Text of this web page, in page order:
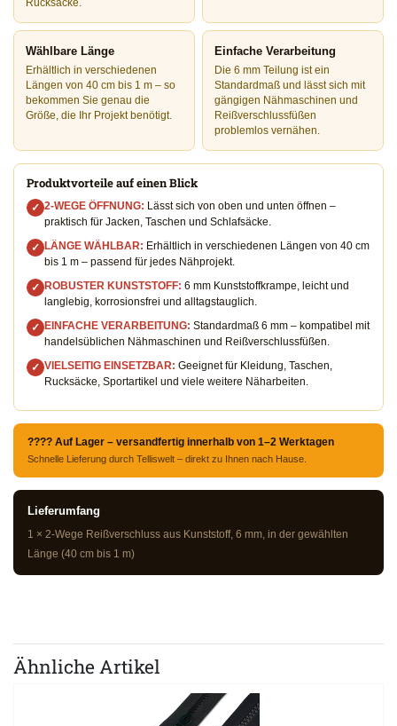
Rucksäcke.
Wählbare Länge
Erhältlich in verschiedenen
Längen von 40 cm bis 1 m – so
bekommen Sie genau die
Größe, die Ihr Projekt benötigt.
Einfache Verarbeitung
Die 6 mm Teilung ist ein
Standardmaß und lässt sich mit
gängigen Nähmaschinen und
Reißverschlussfüßen
problemlos vernähen.
Produktvorteile auf einen Blick
✓ 2-WEGE ÖFFNUNG: Lässt sich von oben und unten öffnen –
praktisch für Jacken, Taschen und Schlafsäcke.
✓ LÄNGE WÄHLBAR: Erhältlich in verschiedenen Längen von 40 cm
bis 1 m – passend für jedes Nähprojekt.
✓ ROBUSTER KUNSTSTOFF: 6 mm Kunststoffkrampe, leicht und
langlebig, korrosionsfrei und alltagstauglich.
✓ EINFACHE VERARBEITUNG: Standardmaß 6 mm – kompatibel mit
handelsüblichen Nähmaschinen und Reißverschlussfüßen.
✓ VIELSEITIG EINSETZBAR: Geeignet für Kleidung, Taschen,
Rucksäcke, Sportartikel und viele weitere Näharbeiten.
???? Auf Lager – versandfertig innerhalb von 1–2 Werktagen
Schnelle Lieferung durch Telliswelt – direkt zu Ihnen nach Hause.
Lieferumfang
1 × 2-Wege Reißverschluss aus Kunststoff, 6 mm, in der gewählten
Länge (40 cm bis 1 m)
Ähnliche Artikel